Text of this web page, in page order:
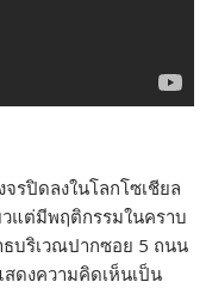
รปิดลงในโลกโซเชียล
แต่มีพฤติกรรมในคราบ
บริเวณปากซอย 5 ถนน
ดงความคิดเห็นเป็น